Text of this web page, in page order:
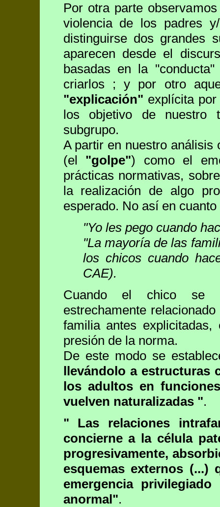
Por otra parte
violencia de los padres
distinguirse dos grandes
aparecen desde el
basadas en la
criarlos ; y por otro
"explicación" explícita
los objetivo de nuestro
subgrupo.
A partir en nuestro análisis
(el "golpe") como el
prácticas normativas,
la realización de algo
esperado. No así en
"Yo les pego cuando
"La mayoría de las
los chicos cuando
CAE).
Cuando el chico se
estrechamente
familia antes
presión de la norma.
De este modo se
llevándolo a estructuras
los adultos en
vuelven naturalizadas ".
" Las relaciones
concierne a la célula
progresivamente,
esquemas externos
emergencia
anormal".